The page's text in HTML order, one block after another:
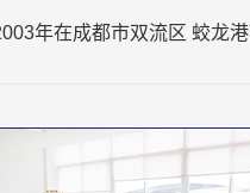
年在成都市双流区 蛟龙